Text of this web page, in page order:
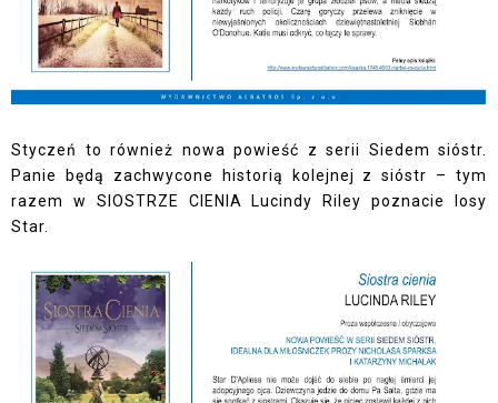
Styczeń to również nowa powieść z serii Siedem sióstr.
Panie będą zachwycone historią kolejnej z sióstr – tym
razem w SIOSTRZE CIENIA Lucindy Riley poznacie losy
Star.